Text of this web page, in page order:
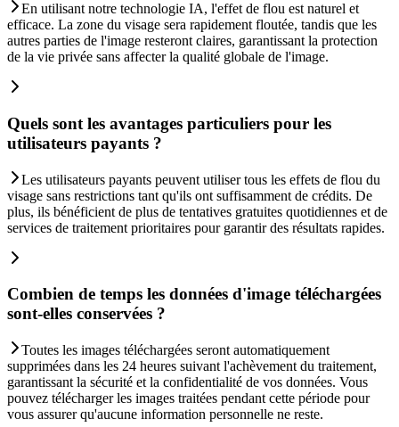
En utilisant notre technologie IA, l'effet de flou est naturel et
efficace. La zone du visage sera rapidement floutée, tandis que les
autres parties de l'image resteront claires, garantissant la protection
de la vie privée sans affecter la qualité globale de l'image.
Quels sont les avantages particuliers pour les
utilisateurs payants ?
Les utilisateurs payants peuvent utiliser tous les effets de flou du
visage sans restrictions tant qu'ils ont suffisamment de crédits. De
plus, ils bénéficient de plus de tentatives gratuites quotidiennes et de
services de traitement prioritaires pour garantir des résultats rapides.
Combien de temps les données d'image téléchargées
sont-elles conservées ?
Toutes les images téléchargées seront automatiquement
supprimées dans les 24 heures suivant l'achèvement du traitement,
garantissant la sécurité et la confidentialité de vos données. Vous
pouvez télécharger les images traitées pendant cette période pour
vous assurer qu'aucune information personnelle ne reste.